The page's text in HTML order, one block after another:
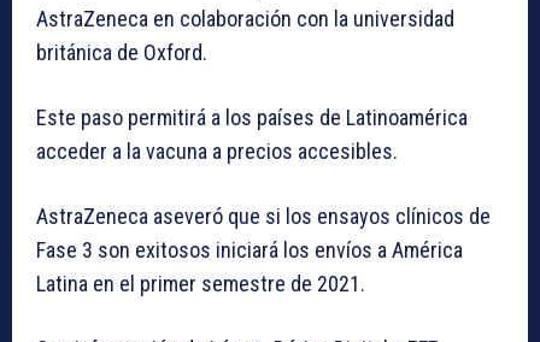
AstraZeneca en colaboración con la universidad
británica de Oxford.
Este paso permitirá a los países de Latinoamérica
acceder a la vacuna a precios accesibles.
AstraZeneca aseveró que si los ensayos clínicos de
Fase 3 son exitosos iniciará los envíos a América
Latina en el primer semestre de 2021.